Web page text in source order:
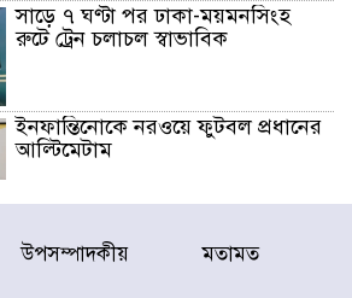
সাড়ে ৭ ঘণ্টা পর ঢাকা-ময়মনসিংহ
রুটে ট্রেন চলাচল স্বাভাবিক
ইনফান্তিনোকে নরওয়ে ফুটবল প্রধানের
আল্টিমেটাম
দেশে ভারি বৃষ্টির সতর্কবার্তা, ১০
জেলায় বন্যার পূর্বাভাস
উপসম্পাদকীয় মতামত